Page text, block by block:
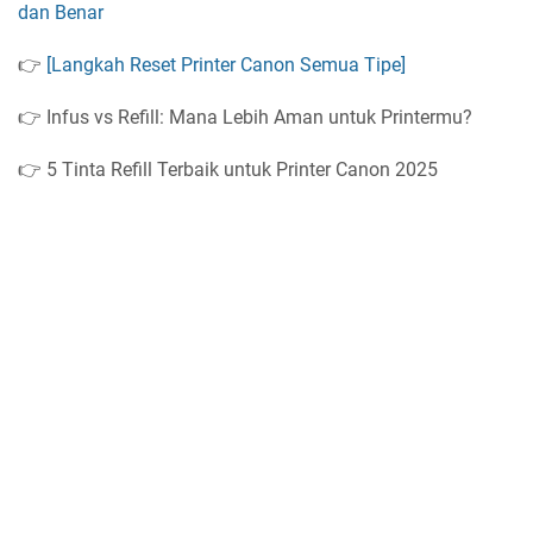
dan Benar
👉 [Langkah Reset Printer Canon Semua Tipe]
👉 Infus vs Refill: Mana Lebih Aman untuk Printermu?
👉 5 Tinta Refill Terbaik untuk Printer Canon 2025